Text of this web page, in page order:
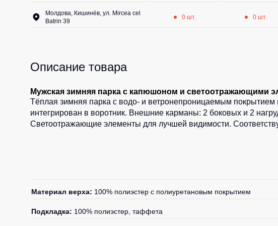
Молдова, Кишинёв, ул. Mircea cel
Batrin 39
0 шт. 0 шт.
Описание товара
Мужская зимняя парка с капюшоном и светоотражающими
Тёплая зимняя парка с водо- и ветронепроницаемым
интегрирован в воротник. Внешние карманы: 2 боковых и 2
Светоотражающие элементы для лучшей видимости.
Материал верха: 100% полиэстер с полиуретановым покрытием
Подкладка: 100% полиэстер, таффета